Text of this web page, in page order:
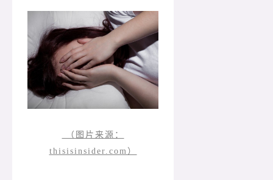
（图片来源：
thisisinsider.com）